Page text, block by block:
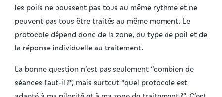
les poils ne poussent pas tous au même rythme et ne
peuvent pas tous être traités au même moment. Le
protocole dépend donc de la zone, du type de poil et de
la réponse individuelle au traitement.
La bonne question n’est pas seulement “combien de
séances faut-il ?”, mais surtout “quel protocole est